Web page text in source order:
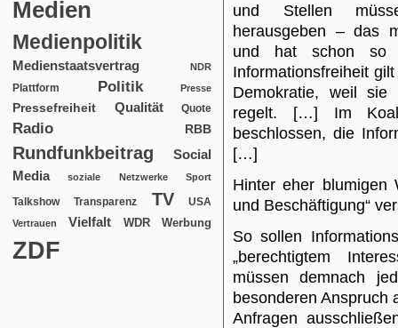
Medien
Medienpolitik
Medienstaatsvertrag NDR
Plattform Politik Presse
Pressefreiheit Qualität Quote
Radio RBB
Rundfunkbeitrag
Social
Media
soziale Netzwerke Sport
Talkshow Transparenz TV USA
Vertrauen Vielfalt WDR Werbung
ZDF
und Stellen
herausgeben – das
und hat schon so
Informationsfreiheit
Demokratie, weil sie
regelt. […] Im
beschlossen, die
[…]
Hinter eher blumigen
und Beschäftigung“
So sollen
„berechtigtem
müssen demnach
besonderen Anspruch
Anfragen